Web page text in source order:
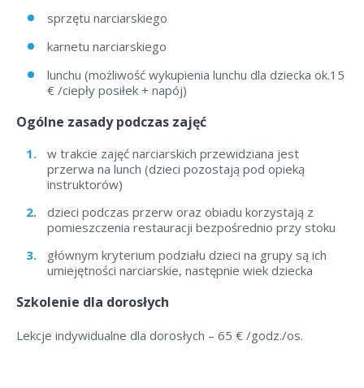
sprzętu narciarskiego
karnetu narciarskiego
lunchu (możliwość wykupienia lunchu dla dziecka ok.15
€ /ciepły posiłek + napój)
Ogólne zasady podczas zajęć
w trakcie zajęć narciarskich przewidziana jest
przerwa na lunch (dzieci pozostają pod opieką
instruktorów)
dzieci podczas przerw oraz obiadu korzystają z
pomieszczenia restauracji bezpośrednio przy stoku
głównym kryterium podziału dzieci na grupy są ich
umiejętności narciarskie, następnie wiek dziecka
Szkolenie dla dorosłych
Lekcje indywidualne dla dorosłych – 65 € /godz./os.